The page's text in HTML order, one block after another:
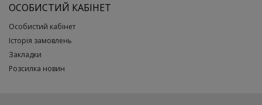
ОСОБИСТИЙ КАБІНЕТ
Особистий кабінет
Історія замовлень
Закладки
Розсилка новин